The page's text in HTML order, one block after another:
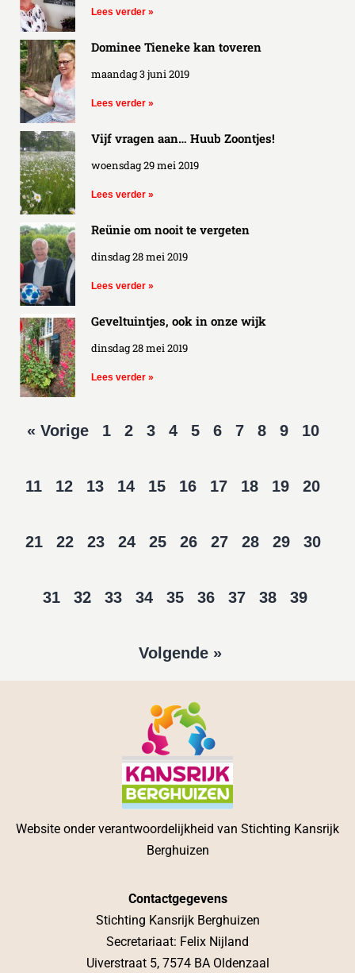
Lees verder »
Dominee Tieneke kan toveren
maandag 3 juni 2019
Lees verder »
Vijf vragen aan… Huub Zoontjes!
woensdag 29 mei 2019
Lees verder »
Reünie om nooit te vergeten
dinsdag 28 mei 2019
Lees verder »
Geveltuintjes, ook in onze wijk
dinsdag 28 mei 2019
Lees verder »
« Vorige 1 2 3 4 5 6 7 8 9 10
11 12 13 14 15 16 17 18 19 20
21 22 23 24 25 26 27 28 29 30
31 32 33 34 35 36 37 38 39
Volgende »
Website onder verantwoordelijkheid van Stichting Kansrijk
Berghuizen
Contactgegevens
Stichting Kansrijk Berghuizen
Secretariaat: Felix Nijland
Uiverstraat 5, 7574 BA Oldenzaal